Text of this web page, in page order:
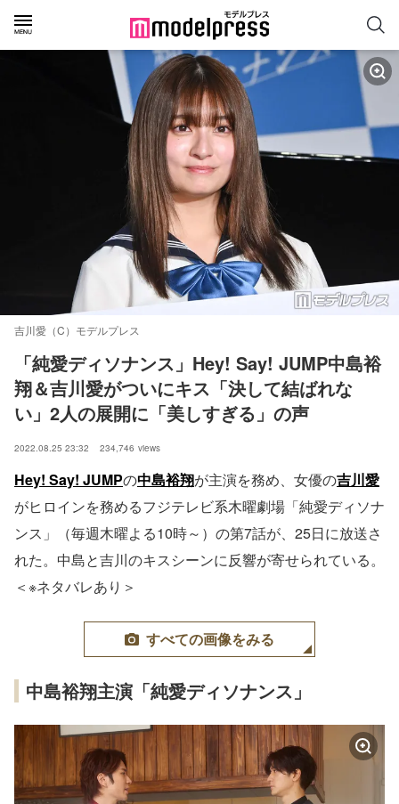
吉川愛（C）モデルプレス
「純愛ディソナンス」Hey! Say! JUMP中島裕
翔＆吉川愛がついにキス「決して結ばれな
い」2人の展開に「美しすぎる」の声
2022.08.25 23:32 234,746 views
Hey! Say! JUMPの中島裕翔が主演を務め、女優の吉川愛
がヒロインを務めるフジテレビ系木曜劇場「純愛ディソナ
ンス」（毎週木曜よる10時～）の第7話が、25日に放送さ
れた。中島と吉川のキスシーンに反響が寄せられている。
＜※ネタバレあり＞
すべての画像をみる
中島裕翔主演「純愛ディソナンス」